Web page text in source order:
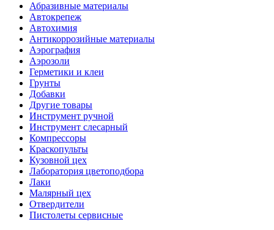
Абразивные материалы
Автокрепеж
Автохимия
Антикоррозийные материалы
Аэрография
Аэрозоли
Герметики и клеи
Грунты
Добавки
Другие товары
Инструмент ручной
Инструмент слесарный
Компрессоры
Краскопульты
Кузовной цех
Лаборатория цветоподбора
Лаки
Малярный цех
Отвердители
Пистолеты сервисные